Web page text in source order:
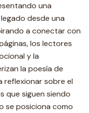
una
desde una
a conectar con
los lectores
y la
la poesía de
reflexionar sobre el
que siguen siendo
se posiciona como